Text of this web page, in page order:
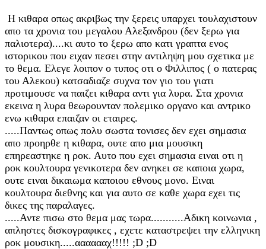
Η κιθαρα οπως ακριβως την ξερεις υπαρχει τουλαχιστουν
απο τα χρονια του μεγαλου Αλεξανδρου (δεν ξερω για
παλιοτερα)....κι αυτο το ξερω απο κατι γραπτα ενος
ιστορικου που ειχαν πεσει στην αντιληψη μου σχετικα με
το θεμα. Ελεγε λοιπον ο τυπος οτι ο Φιλλιπος ( ο πατερας
του Αλεκου) κατσαδιαζε συχνα τον γιο του γιατι
προτιμουσε να παιζει κιθαρα αντι για λυρα. Στα χρονια
εκεινα η λυρα θεωρουνταν πολεμικο οργανο και αντρικο
ενω κιθαρα επαιζαν οι εταιρες.
.....Παντως οπως πολυ σωστα τονισες δεν εχει σημασια
απο προηρθε η κιθαρα, ουτε απο μια μουσικη
επηρεαστηκε η ροκ. Αυτο που εχει σημασια ειναι οτι η
ροκ κουλτουρα γενικοτερα δεν ανηκει σε καποια χωρα,
ουτε ειναι δικαιωμα καποιου εθνους μονο. Ειναι
κουλτουρα διεθνης και για αυτο σε καθε χωρα εχει τις
δικες της παραλαγες.
.....Αντε πισω στο θεμα μας τωρα...........Αδικη κοινωνια ,
απληστες δισκογραφικες , εχετε καταστρεψει την ελληνικη
ροκ μουσικη.....ααααααχ!!!!! ;D ;D